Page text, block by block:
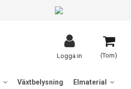
(Tom)
Logga in
Växtbelysning Elmaterial